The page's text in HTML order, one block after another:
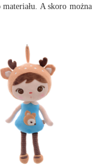
A skoro można